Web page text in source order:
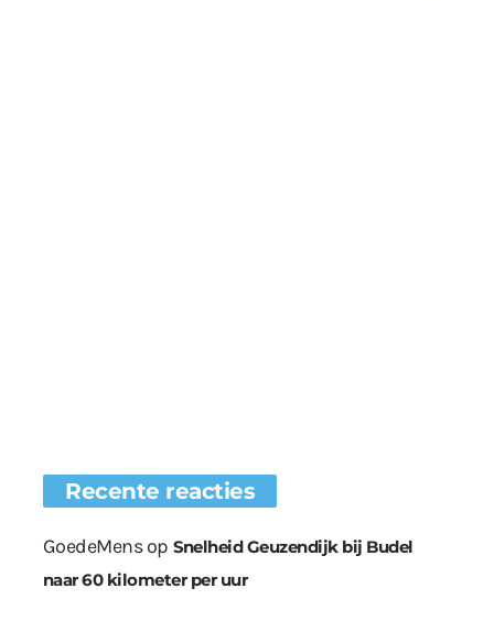
Recente reacties
GoedeMensop Snelheid Geuzendijk bij Budel
naar 60 kilometer per uur